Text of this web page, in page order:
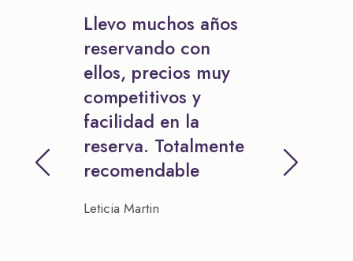
Llevo muchos años
reservando con
ellos, precios muy
competitivos y
facilidad en la
reserva. Totalmente
recomendable
Leticia Martin